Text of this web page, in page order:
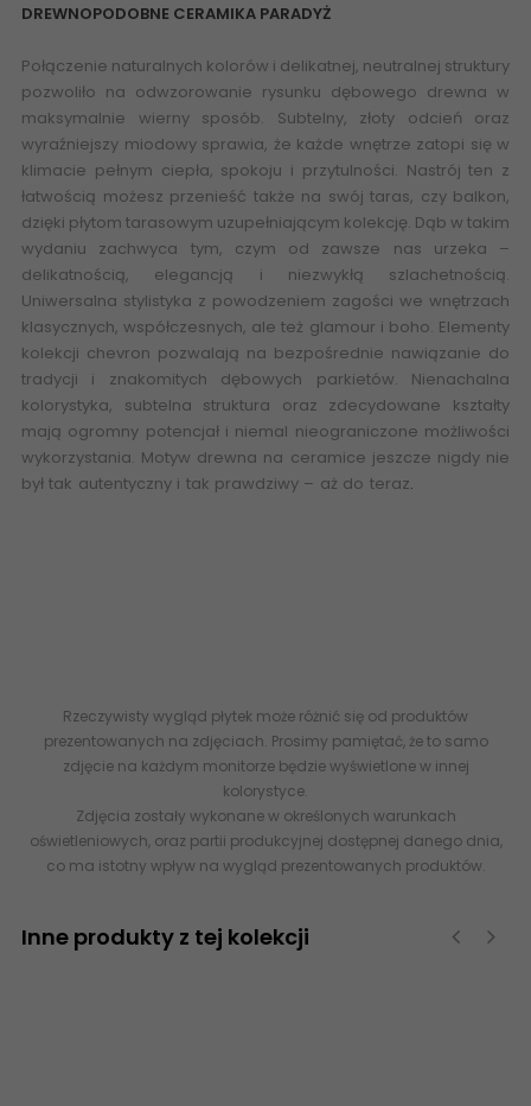
DREWNOPODOBNE CERAMIKA PARADYŻ
Połączenie naturalnych kolorów i delikatnej, neutralnej struktury
pozwoliło na odwzorowanie rysunku dębowego drewna w
maksymalnie wierny sposób. Subtelny, złoty odcień oraz
wyraźniejszy miodowy sprawia, że każde wnętrze zatopi się w
klimacie pełnym ciepła, spokoju i przytulności. Nastrój ten z
łatwością możesz przenieść także na swój taras, czy balkon,
dzięki płytom tarasowym uzupełniającym kolekcję. Dąb w takim
wydaniu zachwyca tym, czym od zawsze nas urzeka –
delikatnością, elegancją i niezwykłą szlachetnością.
Uniwersalna stylistyka z powodzeniem zagości we wnętrzach
klasycznych, współczesnych, ale też glamour i boho. Elementy
kolekcji chevron pozwalają na bezpośrednie nawiązanie do
tradycji i znakomitych dębowych parkietów. Nienachalna
kolorystyka, subtelna struktura oraz zdecydowane kształty
mają ogromny potencjał i niemal nieograniczone możliwości
wykorzystania. Motyw drewna na ceramice jeszcze nigdy nie
był tak autentyczny i tak prawdziwy – aż do teraz.
Rzeczywisty wygląd płytek może różnić się od produktów
prezentowanych na zdjęciach. Prosimy pamiętać, że to samo
zdjęcie na każdym monitorze będzie wyświetlone w innej
kolorystyce.
Zdjęcia zostały wykonane w określonych warunkach
oświetleniowych, oraz partii produkcyjnej dostępnej danego dnia,
co ma istotny wpływ na wygląd prezentowanych produktów.
Inne produkty z tej kolekcji